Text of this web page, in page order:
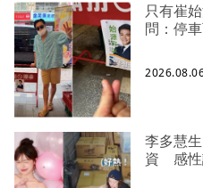
只有崔
問：停
李多慧
資 感性